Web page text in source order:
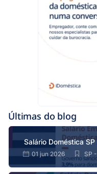
Últimas do blog
Salário Doméstica
01 jun 2026 SP